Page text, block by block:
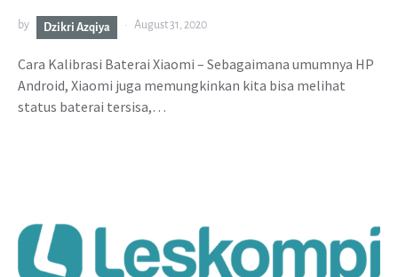
by Dzikri Azqiya August 31, 2020
Cara Kalibrasi Baterai Xiaomi – Sebagaimana umumnya HP
Android, Xiaomi juga memungkinkan kita bisa melihat
status baterai tersisa,…